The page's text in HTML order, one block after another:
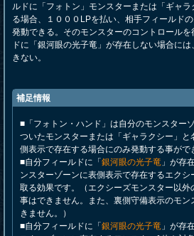
ルドに「フォトン」モンスターまたは「ギャ
る場合、１０００LPを払い、相手フィールド
発動できる。そのモンスターのコントロール
ドに「銀河眼の光子竜」が存在しない場合に
きない。
補足情報
■「フォトン・ハンド」は自分のモンスター
ついたモンスターまたは「ギャラクシー」
側表示で存在する場合にのみ発動する事がで
■自分フィールドに「 銀河眼の光子竜 」が存
ンスターゾーンに表側表示で存在するエク
取る効果です。（エクシーズモンスター以外
事はできません。また、裏側守備表示のモ
きません。）
■自分フィールドに「 銀河眼の光子竜 」が存